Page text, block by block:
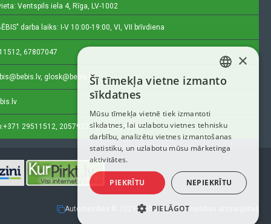
Ventspils iela 4, Rīga, LV-1002
darba laiks: I-V 10:00-19:00, VI, VII brīvdiena
67807047
glosk@bebis.lv
+371 29511512, 20579272 (tikai ziņojumi)
Autortiesības © 2023, Bebis.lv, Visas tiesības aizsargātas
LATVIAN
ENGLISH
×
Šī tīmekļa vietne izmanto
sīkdatnes
Mūsu tīmekļa vietnē tiek izmantoti
sīkdatnes, lai uzlabotu vietnes tehnisku
darbību, analizētu vietnes izmantošanas
statistiku, un uzlabotu mūsu mārketinga
aktivitātes.
PIEKRĪTU NEPIEKRĪTU
PIELĀGOT